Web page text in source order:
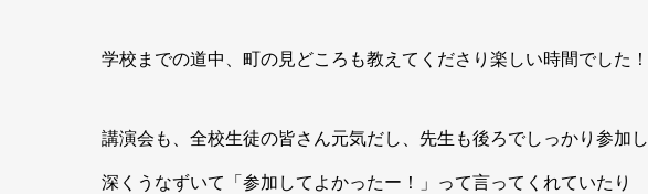
学校までの道中、町の見どころも教えてくださり楽しい時間でした！
講演会も、全校生徒の皆さん元気だし、先生も後ろでしっかり参加
深くうなずいて「参加してよかったー！」って言ってくれていたり